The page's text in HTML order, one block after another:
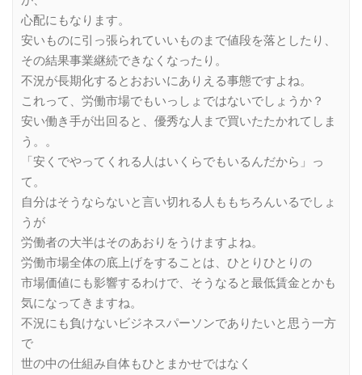
心配にもなります。
安いものに引っ張られていいものまで値段を落としたり、
その結果事業継続できなくなったり。
不況が長期化するとおおいにありえる事態ですよね。
これって、労働市場でもいっしょではないでしょうか？
安い働き手が出回ると、優秀な人まで買いたたかれてしま
う。。
「安くでやってくれる人はいくらでもいるんだから」っ
て。
自分はそうならないと言い切れる人ももちろんいるでしょ
うが
労働者の大半はそのあおりをうけますよね。
労働市場全体の底上げをすることは、ひとりひとりの
市場価値にも影響するわけで、そうなると最低賃金とかも
気になってきますね。
不況にも負けないビジネスパーソンでありたいと思う一方
で
世の中の仕組み自体もひとまかせではなく